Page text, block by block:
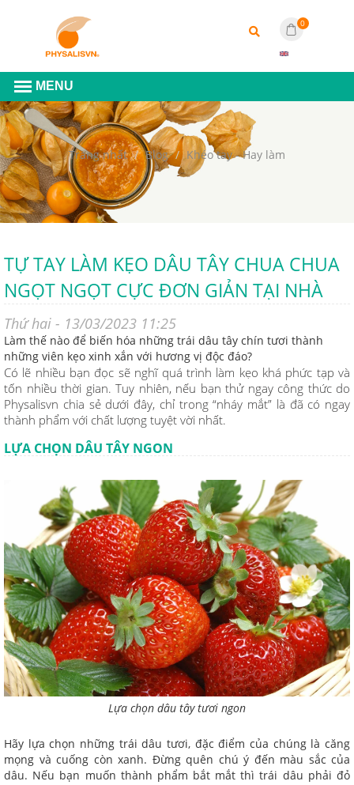
0
Trang nhất Blog Khéo tay - Hay làm
TỰ TAY LÀM KẸO DÂU TÂY CHUA CHUA
NGỌT NGỌT CỰC ĐƠN GIẢN TẠI NHÀ
Thứ hai - 13/03/2023 11:25
Làm thế nào để biến hóa những trái dâu tây chín tươi thành
những viên kẹo xinh xắn với hương vị độc đáo?
Có lẽ nhiều bạn đọc sẽ nghĩ quá trình làm kẹo khá phức tạp và
tốn nhiều thời gian. Tuy nhiên, nếu bạn thử ngay công thức do
Physalisvn chia sẻ dưới đây, chỉ trong “nháy mắt” là đã có ngay
thành phẩm với chất lượng tuyệt vời nhất.
LỰA CHỌN DÂU TÂY NGON
Lựa chọn dâu tây tươi ngon
Hãy lựa chọn những trái dâu tươi, đặc điểm của chúng là căng
mọng và cuống còn xanh. Đừng quên chú ý đến màu sắc của
dâu. Nếu bạn muốn thành phẩm bắt mắt thì trái dâu phải đỏ